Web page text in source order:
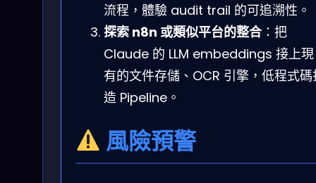
流程，體驗 audit trail 的可追溯性。
探索 n8n 或類似平台的整合：把
Claude 的 LLM embeddings 接上現
有的文件存儲、OCR 引擎，低程式碼
造 Pipeline。
風險預警